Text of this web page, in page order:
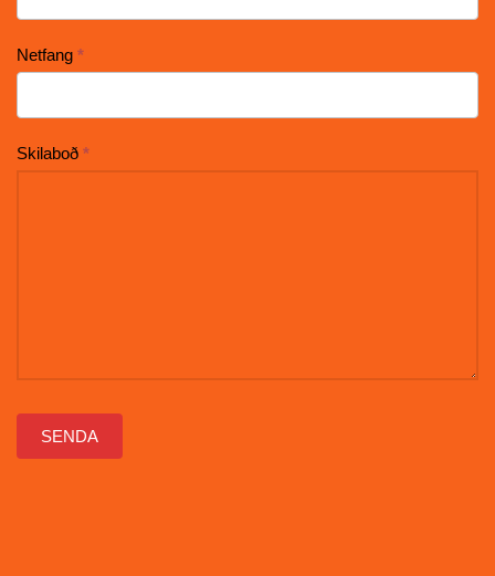
Netfang *
Skilaboð *
SENDA